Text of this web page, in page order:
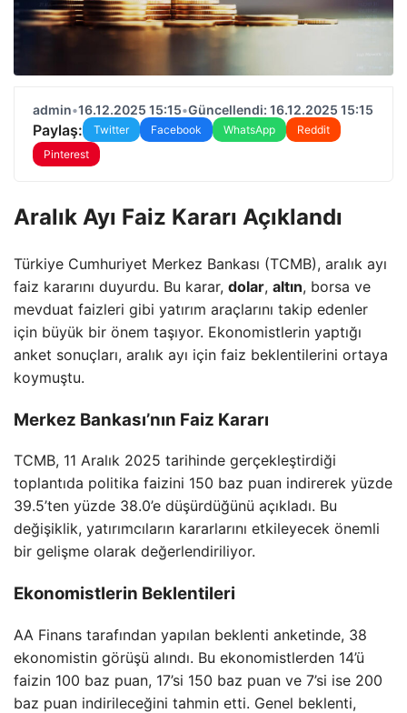
admin•16.12.2025 15:15•Güncellendi: 16.12.2025 15:15
Paylaş: Twitter Facebook WhatsApp
Reddit
Pinterest
Aralık Ayı Faiz Kararı Açıklandı
Türkiye Cumhuriyet Merkez Bankası (TCMB), aralık ayı
faiz kararını duyurdu. Bu karar, dolar, altın, borsa ve
mevduat faizleri gibi yatırım araçlarını takip edenler
için büyük bir önem taşıyor. Ekonomistlerin yaptığı
anket sonuçları, aralık ayı için faiz beklentilerini ortaya
koymuştu.
Merkez Bankası’nın Faiz Kararı
TCMB, 11 Aralık 2025 tarihinde gerçekleştirdiği
toplantıda politika faizini 150 baz puan indirerek yüzde
39.5’ten yüzde 38.0’e düşürdüğünü açıkladı. Bu
değişiklik, yatırımcıların kararlarını etkileyecek önemli
bir gelişme olarak değerlendiriliyor.
Ekonomistlerin Beklentileri
AA Finans tarafından yapılan beklenti anketinde, 38
ekonomistin görüşü alındı. Bu ekonomistlerden 14’ü
faizin 100 baz puan, 17’si 150 baz puan ve 7’si ise 200
baz puan indirileceğini tahmin etti. Genel beklenti,